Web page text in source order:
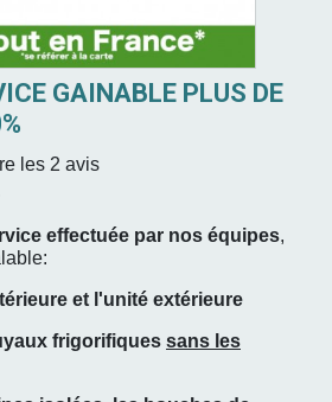
GAINABLE PLUS DE
les 2 avis
effectuée par nos équipes,
et l'unité extérieure
frigorifiques sans les